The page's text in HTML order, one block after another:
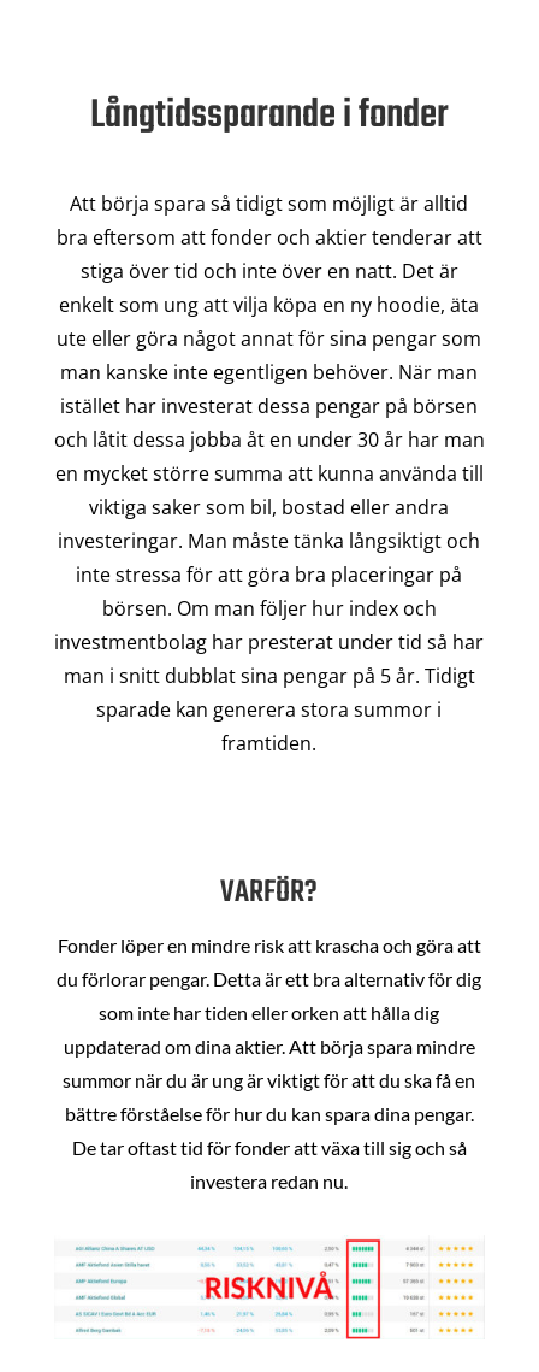
Långtidssparande i fonder
Att börja spara så tidigt som möjligt är alltid
bra eftersom att fonder och aktier tenderar att
stiga över tid och inte över en natt. Det är
enkelt som ung att vilja köpa en ny hoodie, äta
ute eller göra något annat för sina pengar som
man kanske inte egentligen behöver. När man
istället har investerat dessa pengar på börsen
och låtit dessa jobba åt en under 30 år har man
en mycket större summa att kunna använda till
viktiga saker som bil, bostad eller andra
investeringar. Man måste tänka långsiktigt och
inte stressa för att göra bra placeringar på
börsen. Om man följer hur index och
investmentbolag har presterat under tid så har
man i snitt dubblat sina pengar på 5 år. Tidigt
sparade kan generera stora summor i
framtiden.
VARFÖR?
Fonder löper en mindre risk att krascha och göra att
du förlorar pengar. Detta är ett bra alternativ för dig
som inte har tiden eller orken att hålla dig
uppdaterad om dina aktier. Att börja spara mindre
summor när du är ung är viktigt för att du ska få en
bättre förståelse för hur du kan spara dina pengar.
De tar oftast tid för fonder att växa till sig och så
investera redan nu.